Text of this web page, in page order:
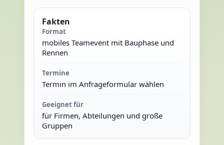
Fakten
Format
mobiles Teamevent mit Bauphase und
Rennen
Termine
Termin im Anfrageformular wählen
Geeignet für
für Firmen, Abteilungen und große
Gruppen